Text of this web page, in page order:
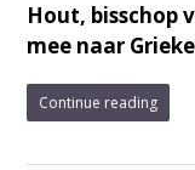
Hout, bisschop
mee naar
Continue reading